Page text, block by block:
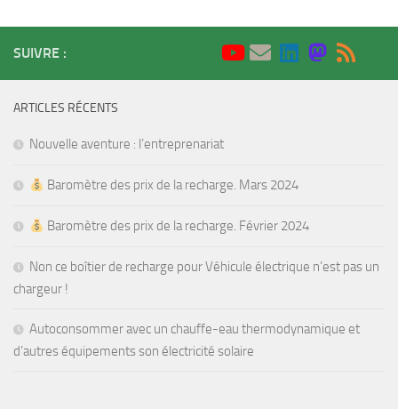
SUIVRE :
ARTICLES RÉCENTS
Nouvelle aventure : l’entreprenariat
Baromètre des prix de la recharge. Mars 2024
Baromètre des prix de la recharge. Février 2024
Non ce boîtier de recharge pour Véhicule électrique n’est pas un
chargeur !
Autoconsommer avec un chauffe-eau thermodynamique et
d’autres équipements son électricité solaire